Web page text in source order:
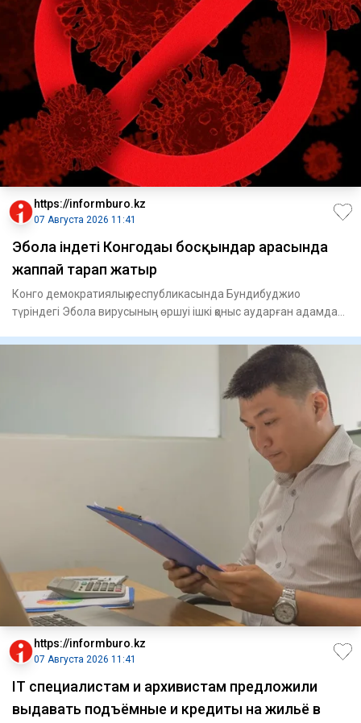
https://informburo.kz
07 Августа 2026 11:41
Эбола індеті Конгодағы босқындар арасында
жаппай тарап жатыр
Конго демократиялық республикасында Бундибуджио
түріндегі Эбола вирусының өршуі ішкі қоныс аударған адамдар
https://informburo.kz
07 Августа 2026 11:41
IT специалистам и архивистам предложили
выдавать подъёмные и кредиты на жильё в